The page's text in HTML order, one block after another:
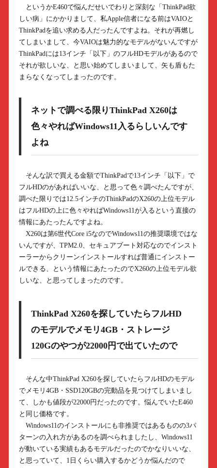
というかE460で悩んだせいでわりと深刻な「ThinkPad欲
しい病」にかかりまして、私Apple信者になる前はVAIOと
ThinkPadを追い求める人だったんですよね。それが再燃し
てしまいまして、今VAIOは魅力的なモデルがないんですが
ThinkPadには13インチ「以下」のフルHDモデルがあるので
それが欲しいな、と思い始めてしまいまして、矢も盾もた
まらなくなってしまったのです。
ネットで調べる限りThinkPad X260は
色々やればWindows11入るらしいんです
よね
そんな訳で買える金額でThinkPadで13インチ「以下」で
フルHDのがあればいいな、と思って色々調べたんですが、
調べた限りでは12.5インチのThinkPadのX260の上位モデル
はフルHDの上に色々やればWindows11が入るという直接の
情報にあたったんですよね。
X260は第6世代Core i5なのでWindows11の推奨環境ではな
いんですが、TPM2.0、セキュアブート対応なのでインスト
ーラーからクリーンインストールすれば普通にインストー
ルできる、という情報にあたったのでX260の上位モデル欲
しいな、と思ってしまったのです。
ThinkPad X260を探していたらフルHD
のモデルでメモリ4GB・ストレージ
120Gのやつが22000円で出ていたので
そんな中ThinkPad X260を探していたらフルHDのモデル
でメモリ4GB・SSD120GBの完動品を見つけてしまいまし
て、しかも値段が22000円だったのです。悩んでいたE460
と同じ価格です。
Windows11のインストールにも非推奨ではあるものの3パ
ターンの入れ方があるのを調べられましたし、Windows11
が動いている実績もあるモデルだったのでかなりいいな、
と思っていて、1日くらい購入するかどうか悩んだので